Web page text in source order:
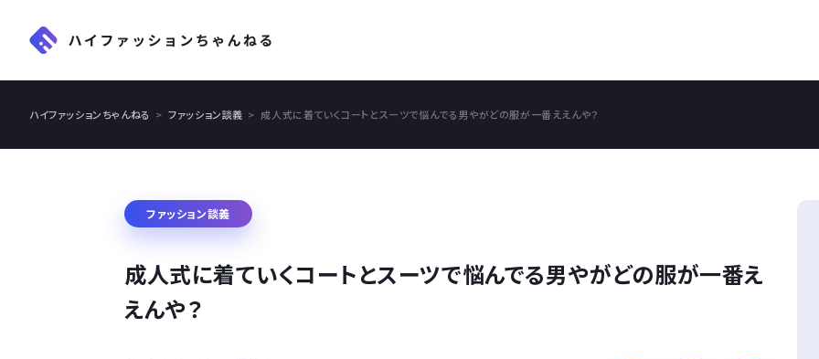
ハイファッションちゃんねる ファッション談義 成人式に着ていくコートとスーツで悩んでる男やがどの服が一番ええんや？
ファッション談義
成人式に着ていくコートとスーツで悩んでる男やがどの服が一番え
えんや？